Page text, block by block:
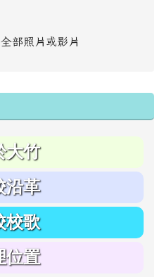
部照片或影片
大竹
沿革
校歌
位置